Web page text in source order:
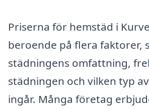
Priserna för hemstäd i
beroende på flera faktorer,
städningens omfattning,
städningen och vilken typ
ingår. Många företag